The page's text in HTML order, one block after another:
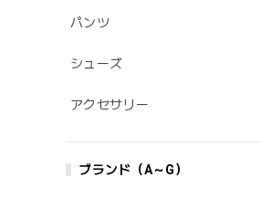
パンツ
シューズ
アクセサリー
ブランド（A～G）